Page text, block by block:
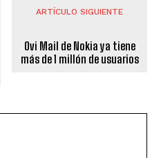
ARTÍCULO SIGUIENTE
Ovi Mail de Nokia ya tiene
más de 1 millón de usuarios